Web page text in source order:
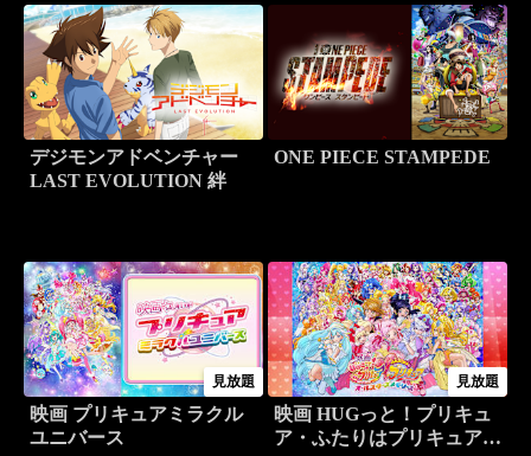
デジモンアドベンチャー
LAST EVOLUTION 絆
ONE PIECE STAMPEDE
見放題
映画 プリキュアミラクル
ユニバース
見放題
映画 HUGっと！プリキュ
ア・ふたりはプリキュア